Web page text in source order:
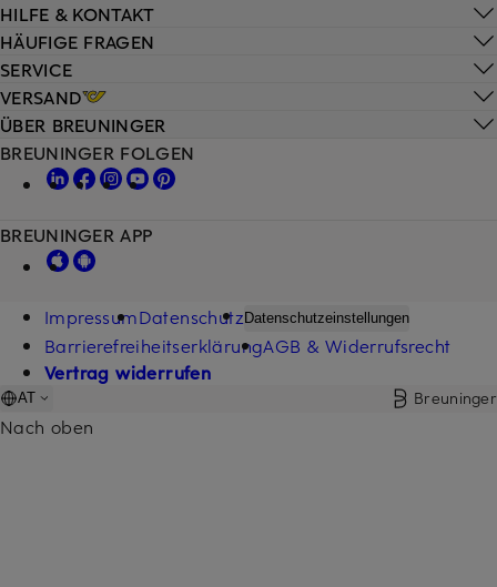
HILFE & KONTAKT
HÄUFIGE FRAGEN
SERVICE
VERSAND
ÜBER BREUNINGER
BREUNINGER FOLGEN
BREUNINGER APP
ImpressumDatenschutzDatenschutzeinstellungen
BarrierefreiheitserklärungAGB & Widerrufsrecht
Vertrag widerrufen
AT Breuninger
Nach oben